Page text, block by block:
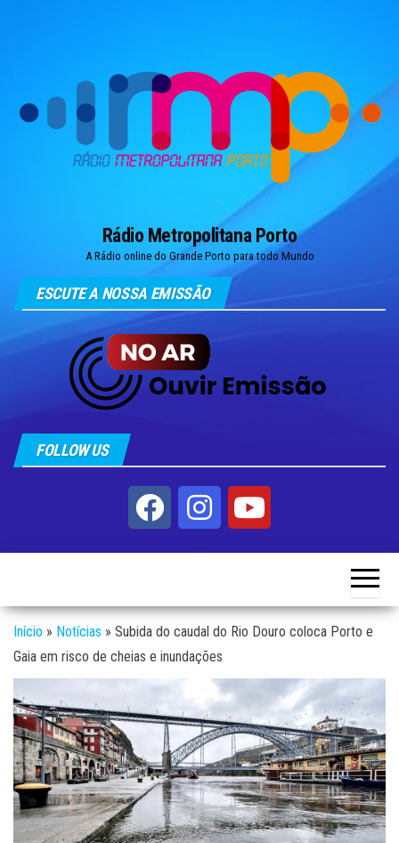
Rádio Metropolitana Porto
A Rádio online do Grande Porto para todo Mundo
ESCUTE A NOSSA EMISSÃO
FOLLOW US
Início » Notícias » Subida do caudal do Rio Douro coloca Porto e
Gaia em risco de cheias e inundações